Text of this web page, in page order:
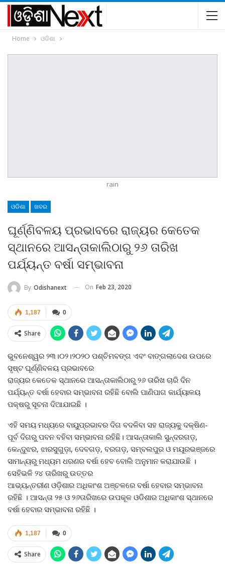
Home ଓଡିଶା
rain
ଓଡିଶା ଖବର
ଘୂର୍ଣ୍ଣିବଳୟ ପ୍ରଭାବରେ ରାଜ୍ୟର କେତେକ
ସ୍ଥାନରେ ଆସନ୍ତାକାଲିଠାରୁ ୨୬ ତାରିଖ
ପର୍ଯ୍ୟନ୍ତ ବର୍ଷା ସମ୍ଭାବନା
By Odishanext On Feb 23, 2020
0
1,187
Share
ଭୁବନେଶ୍ୱର ୨୩।୦୨।୨୦୨୦ ପଶ୍ଚିମବଙ୍ଗ ଏବଂ ବାଙ୍ଗଲାଦେଶ ଉପରେ
ସୃଷ୍ଟ ଘୂର୍ଣ୍ଣିବଳୟ ପ୍ରଭାବରେ
ରାଜ୍ୟର କେତେକ ସ୍ଥାନରେ ଆସନ୍ତାକାଲିଠାରୁ ୨୬ ତାରିଖ ଚାରି ଦିନ
ପର୍ଯ୍ୟନ୍ତ ବର୍ଷା ହେବାର ସମ୍ଭାବନା ରହିଛି ବୋଲି ପାଣିପାଗ କାର୍ଯ୍ୟାଳୟ
ପକ୍ଷରୁ ସୂଚନା ଦିଆଯାଇଛି ।
ଏହି ସମୟ ମଧ୍ୟରେ ବାୟୁପ୍ରଭାବର ଦିଗ ବଦଳିବା ସହ ରାଜ୍ୟକୁ ଦକ୍ଷିଣ-
ପୂର୍ବ ଦିଗରୁ ପବନ ବହିବା ସମ୍ଭାବନା ରହିଛି। ଆସନ୍ତାକାଲି ସୁନ୍ଦରଗଡ଼,
କେନ୍ଦୁଝର, ଝାରସୁଗୁଡ଼ା, ଦେବଗଡ଼, ବରଗଡ଼, ସମ୍ବଲପୁର ଓ ମୟୂରଭଞ୍ଜରେ
ସାମାନ୍ୟରୁ ମଧ୍ୟମ ଧରଣର ବର୍ଷା ହେବ ବୋଲି ଅନୁମାନ କରାଯାଉଛି ।
ସେହିଭଳି ୨୪ ତାରିଖରୁ ଉତ୍ତର
ଆଭ୍ୟନ୍ତରୀଣ ଓଡ଼ିଶାର ଅଧିକାଂଶ ଅଞ୍ଚଳରେ ବର୍ଷା ହେବାର ସମ୍ଭାବନା
ରହିଛି । ଆସନ୍ତା ୨୫ ଓ ୨୬ତାରିଖରେ ଉପକୂଳ ଓଡିଶାର ଅଧିକାଂଶ ସ୍ଥାନରେ
ବର୍ଷା ହେବାର ସମ୍ଭାବନା ରହିଛି ।
0
1,187
Share